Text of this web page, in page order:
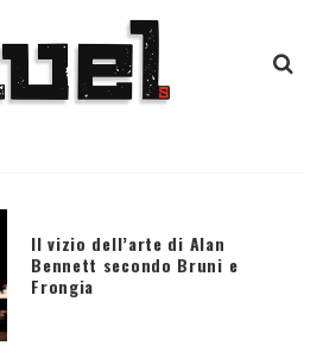
Il vizio dell’arte di Alan
Bennett secondo Bruni e
Frongia